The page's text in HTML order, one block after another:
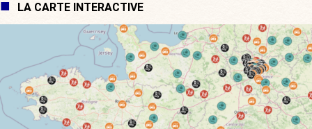
LA CARTE INTERACTIVE